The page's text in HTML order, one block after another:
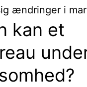
ændringer i
kan et